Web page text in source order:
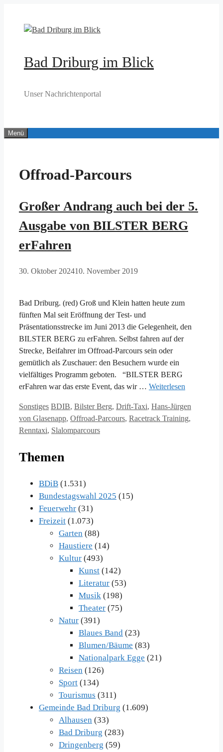
springen
Bad Driburg im Blick
Unser Nachrichtenportal
Menü
Offroad-Parcours
Großer Andrang auch bei der 5.
Ausgabe von BILSTER BERG
erFahren
30. Oktober 202410. November 2019
Bad Driburg. (red) Groß und Klein hatten heute zum
fünften Mal seit Eröffnung der Test- und
Präsentationsstrecke im Juni 2013 die Gelegenheit, den
BILSTER BERG zu erFahren. Selbst fahren auf der
Strecke, Beifahrer im Offroad-Parcours sein oder
gemütlich als Zuschauer: den Besuchern wurde ein
vielfältiges Programm geboten. “BILSTER BERG
erFahren war das erste Event, das wir … Weiterlesen
Kategorien
Sonstiges Schlagwörter
BDIB, Bilster Berg, Drift-Taxi, Hans-Jürgen
von Glasenapp, Offroad-Parcours, Racetrack Training,
Renntaxi, Slalomparcours
Themen
BDiB (1.531)
Bundestagswahl 2025 (15)
Feuerwehr (31)
Freizeit (1.073)
Garten (88)
Haustiere (14)
Kultur (493)
Kunst (142)
Literatur (53)
Musik (198)
Theater (75)
Natur (391)
Blaues Band (23)
Blumen/Bäume (83)
Nationalpark Egge (21)
Reisen (126)
Sport (134)
Tourismus (311)
Gemeinde Bad Driburg (1.609)
Alhausen (33)
Bad Driburg (283)
Dringenberg (59)